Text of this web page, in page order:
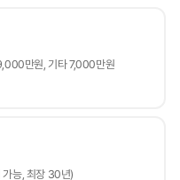
만원, 기타 7,000만원
가능, 최장 30년)